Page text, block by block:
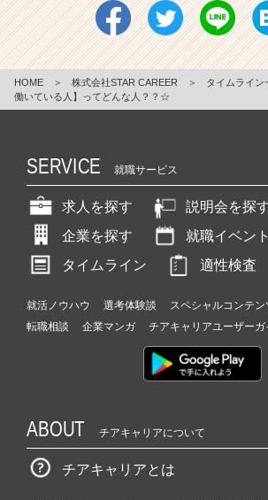
HOME ＞ 株式会社STAR CAREER ＞ タイムライン
働いている人】ってどんな人？？☆
SERVICE 就職サービス
求人を探す
説明会を探
企業を探す
就職イベン
タイムライン
適性検査
就活ノウハウ 選考体験談 スペシャルコンテン
転職相談
企業マンガ チアキャリアユーザーガ
ABOUT チアキャリアについて
チアキャリアとは